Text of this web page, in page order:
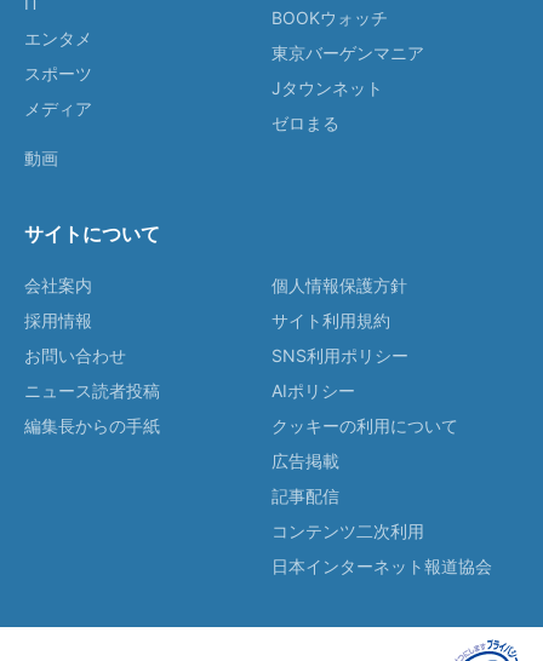
エンタメ
スポーツ
メディア
動画
BOOKウォッチ
東京バーゲンマニア
Jタウンネット
ゼロまる
サイトについて
会社案内
採用情報
お問い合わせ
ニュース読者投稿
編集長からの手紙
個人情報保護方針
サイト利用規約
SNS利用ポリシー
AIポリシー
クッキーの利用について
広告掲載
記事配信
コンテンツ二次利用
日本インターネット報道協会